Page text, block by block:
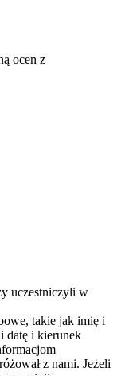
ocen z
uczestniczyli w
takie jak imię i
datę i kierunek
z nami. Jeżeli